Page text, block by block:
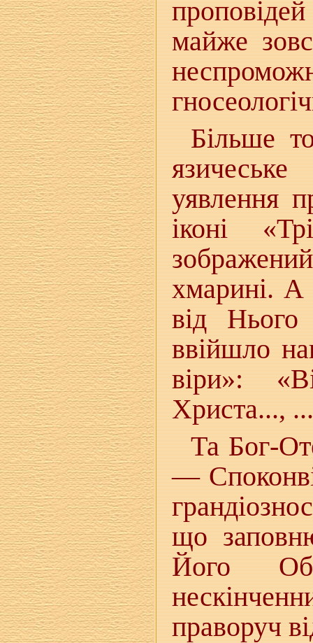
майже
Більше
уявлення
іконі
хмарині. А
від Нього
ввійшло
віри»:
Христа...,
Та Бог-
—
що
Його
праворуч